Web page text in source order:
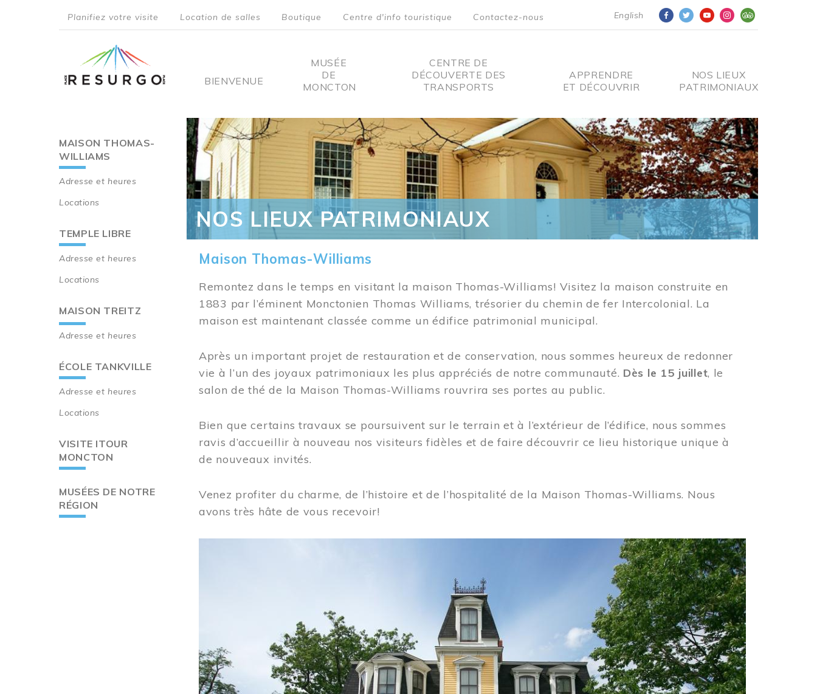
English
menu
Planifiez votre visite Location de salles Boutique Centre d'info touristique Contactez-nous
Main
BIENVENUE
MUSÉE
DE
MONCTON
CENTRE DE
DÉCOUVERTE DES
TRANSPORTS
APPRENDRE
ET DÉCOUVRIR
NOS LIEUX
PATRIMONIAUX
Main
navigation
MAISON THOMAS-
WILLIAMS
Adresse et heures
Locations
TEMPLE LIBRE
Adresse et heures
Locations
MAISON TREITZ
Adresse et heures
ÉCOLE TANKVILLE
Adresse et heures
Locations
VISITE ITOUR
MONCTON
MUSÉES DE NOTRE
RÉGION
NOS LIEUX PATRIMONIAUX
Maison Thomas-Williams
Remontez dans le temps en visitant la maison Thomas-Williams! Visitez la maison construite en
1883 par l’éminent Monctonien Thomas Williams, trésorier du chemin de fer Intercolonial. La
maison est maintenant classée comme un édifice patrimonial municipal.
Après un important projet de restauration et de conservation, nous sommes heureux de redonner
vie à l’un des joyaux patrimoniaux les plus appréciés de notre communauté. Dès le 15 juillet, le
salon de thé de la Maison Thomas-Williams rouvrira ses portes au public.
Bien que certains travaux se poursuivent sur le terrain et à l’extérieur de l’édifice, nous sommes
ravis d’accueillir à nouveau nos visiteurs fidèles et de faire découvrir ce lieu historique unique à
de nouveaux invités.
Venez profiter du charme, de l’histoire et de l’hospitalité de la Maison Thomas-Williams. Nous
avons très hâte de vous recevoir!